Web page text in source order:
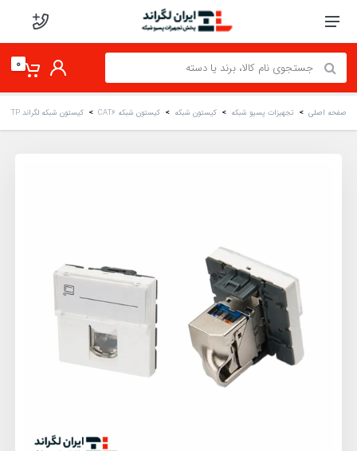
0
صفحه اصلی تجهیزات پسیو شبکه کیستون شبکه کیستون شبکه CAT6 کیستون شبکه لگراند CAT6 SFTP پهن